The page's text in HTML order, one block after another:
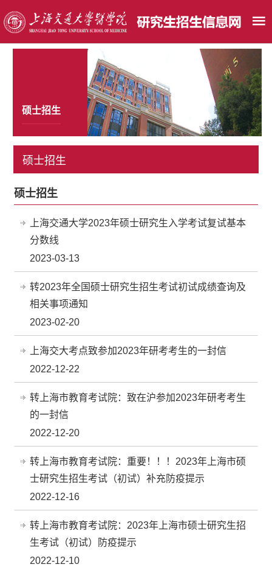
硕士招生
硕士招生
硕士招生
上海交通大学2023年硕士研究生入学考试复试基本
分数线
2023-03-13
转2023年全国硕士研究生招生考试初试成绩查询及
相关事项通知
2023-02-20
上海交大考点致参加2023年研考考生的一封信
2022-12-22
转上海市教育考试院：致在沪参加2023年研考考生
的一封信
2022-12-20
转上海市教育考试院：重要！！！2023年上海市硕
士研究生招生考试（初试）补充防疫提示
2022-12-16
转上海市教育考试院：2023年上海市硕士研究生招
生考试（初试）防疫提示
2022-12-10